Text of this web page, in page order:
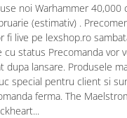
noi Warhammer 40,000
(estimativ) .
fi live pe lexshop.ro
cu status Precomanda vor
dupa lansare. Produsele
special pentru client si
ferma. The